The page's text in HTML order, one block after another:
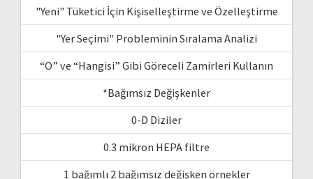
"Yeni" Tüketici İçin Kişiselleştirme ve Özelleştirme
"Yer Seçimi" Probleminin Sıralama Analizi
“O” ve “Hangisi” Gibi Göreceli Zamirleri Kullanın
*Bağımsız Değişkenler
0-D Diziler
0.3 mikron HEPA filtre
1 bağımlı 2 bağımsız değişken örnekler